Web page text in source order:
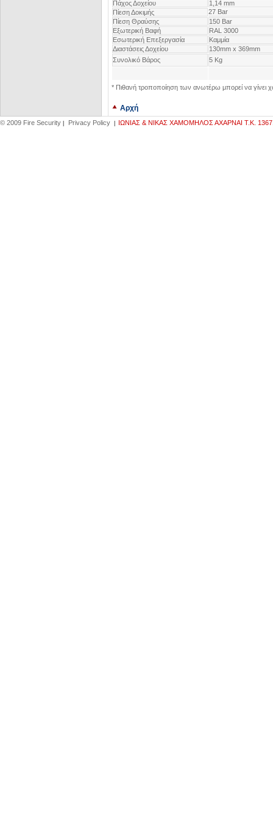
Πάχος Δοχείου
1,14 mm
Πίεση Δοκιμής
27 Βar
Πίεση Θραύσης
150 Bar
Eξωτερική Βαφή
RAL 3000
Eσωτερική Επεξεργασία
Καμμία
Διαστάσεις Δοχείου
130mm x 369mm
Συνολικό Βάρος
5 Kg
* Πιθανή τροποποίηση των ανωτέρω μπορεί να γίνει
Αρχή
© 2009 Fire Security Privacy Policy IΩΝΙΑΣ & ΝΙΚΑΣ ΧΑΜΟΜΗΛΟΣ ΑΧΑΡΝΑΙ Τ.Κ.